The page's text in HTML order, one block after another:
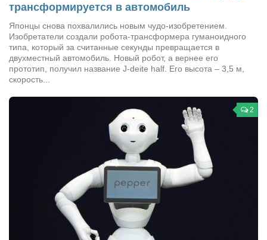
трансформируется в автомобиль
Японцы снова похвалились новым чудо-изобретением.
Изобретатели создали робота-трансформера гуманоидного
типа, который за считанные секунды превращается в
двухместный автомобиль. Новый робот, а вернее его
прототип, получил название J-deite half. Его высота – 3,5 м,
скорость...
2